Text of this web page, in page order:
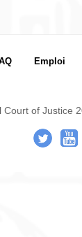
Emploi
of Justice
. -